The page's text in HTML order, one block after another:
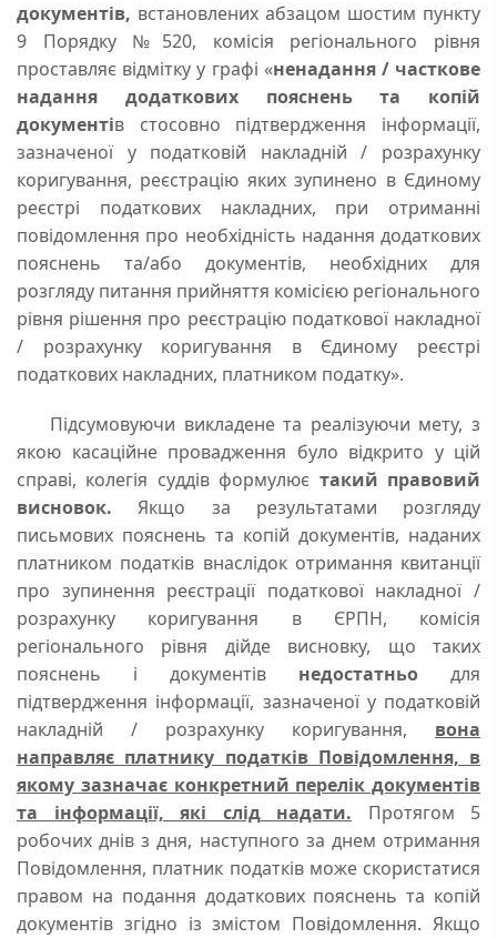
документів, встановлених абзацом шостим пункту
9 Порядку №520, комісія регіонального рівня
проставляє відмітку у графі «ненадання / часткове
надання додаткових пояснень та копій
документів стосовно підтвердження інформації,
зазначеної у податковій накладній / розрахунку
коригування, реєстрацію яких зупинено в Єдиному
реєстрі податкових накладних, при отриманні
повідомлення про необхідність надання додаткових
пояснень та/або документів, необхідних для
розгляду питання прийняття комісією регіонального
рівня рішення про реєстрацію податкової накладної
/ розрахунку коригування в Єдиному реєстрі
податкових накладних, платником податку».
Підсумовуючи викладене та реалізуючи мету, з
якою касаційне провадження було відкрито у цій
справі, колегія суддів формулює такий правовий
висновок. Якщо за результатами розгляду
письмових пояснень та копій документів, наданих
платником податків внаслідок отримання квитанції
про зупинення реєстрації податкової накладної /
розрахунку коригування в ЄРПН, комісія
регіонального рівня дійде висновку, що таких
пояснень і документів недостатньо для
підтвердження інформації, зазначеної у податковій
накладній / розрахунку коригування, вона
направляє платнику податків Повідомлення, в
якому зазначає конкретний перелік документів
та інформації, які слід надати. Протягом 5
робочих днів з дня, наступного за днем отримання
Повідомлення, платник податків може скористатися
правом на подання додаткових пояснень та копій
документів згідно із змістом Повідомлення. Якщо